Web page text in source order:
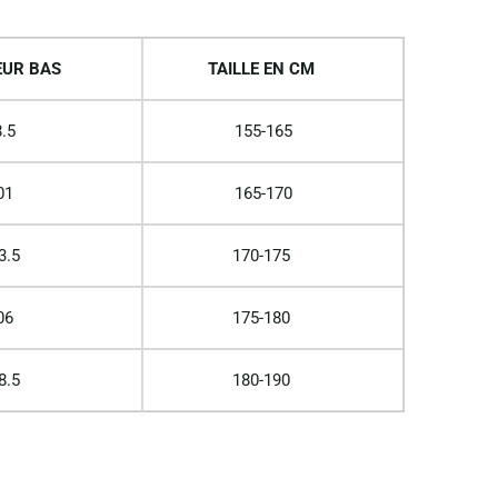
BAS TAILLE EN CM
155-165
165-170
170-175
175-180
180-190